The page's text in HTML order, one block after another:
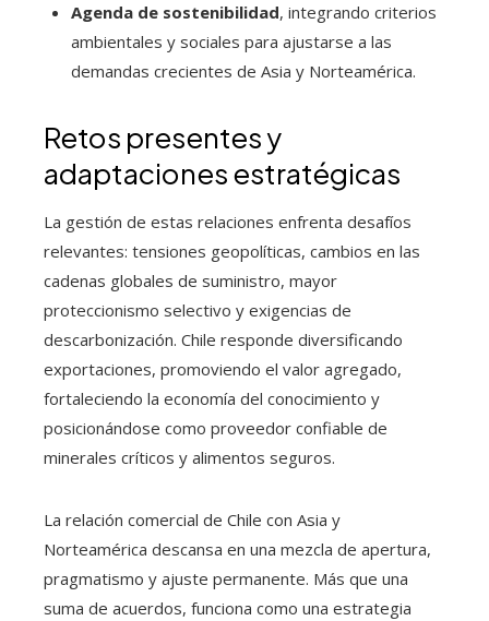
Agenda de sostenibilidad, integrando criterios
ambientales y sociales para ajustarse a las
demandas crecientes de Asia y Norteamérica.
Retos presentes y
adaptaciones estratégicas
La gestión de estas relaciones enfrenta desafíos
relevantes: tensiones geopolíticas, cambios en las
cadenas globales de suministro, mayor
proteccionismo selectivo y exigencias de
descarbonización. Chile responde diversificando
exportaciones, promoviendo el valor agregado,
fortaleciendo la economía del conocimiento y
posicionándose como proveedor confiable de
minerales críticos y alimentos seguros.
La relación comercial de Chile con Asia y
Norteamérica descansa en una mezcla de apertura,
pragmatismo y ajuste permanente. Más que una
suma de acuerdos, funciona como una estrategia